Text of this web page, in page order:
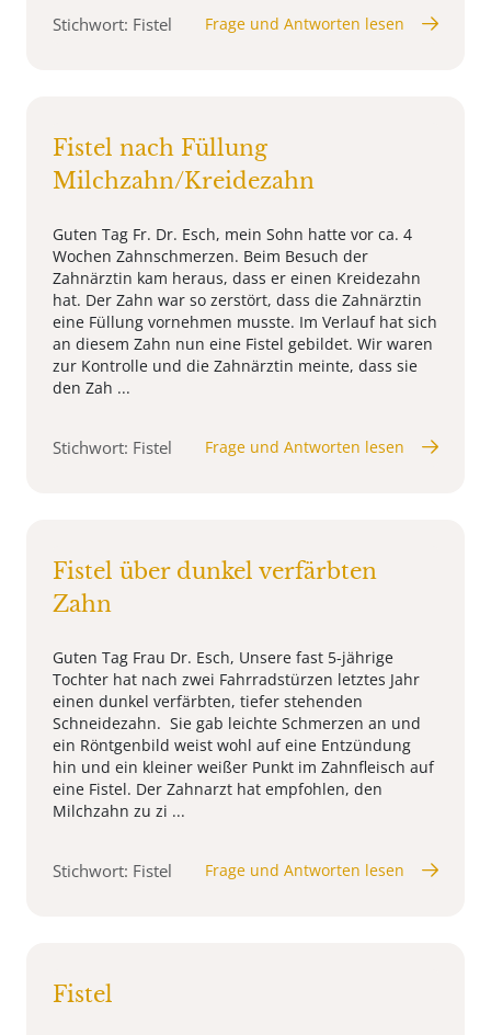
Stichwort: Fistel Frage und Antworten lesen
Fistel nach Füllung
Milchzahn/Kreidezahn
Guten Tag Fr. Dr. Esch, mein Sohn hatte vor ca. 4
Wochen Zahnschmerzen. Beim Besuch der
Zahnärztin kam heraus, dass er einen Kreidezahn
hat. Der Zahn war so zerstört, dass die Zahnärztin
eine Füllung vornehmen musste. Im Verlauf hat sich
an diesem Zahn nun eine Fistel gebildet. Wir waren
zur Kontrolle und die Zahnärztin meinte, dass sie
den Zah ...
Stichwort: Fistel Frage und Antworten lesen
Fistel über dunkel verfärbten
Zahn
Guten Tag Frau Dr. Esch, Unsere fast 5-jährige
Tochter hat nach zwei Fahrradstürzen letztes Jahr
einen dunkel verfärbten, tiefer stehenden
Schneidezahn. Sie gab leichte Schmerzen an und
ein Röntgenbild weist wohl auf eine Entzündung
hin und ein kleiner weißer Punkt im Zahnfleisch auf
eine Fistel. Der Zahnarzt hat empfohlen, den
Milchzahn zu zi ...
Stichwort: Fistel Frage und Antworten lesen
Fistel